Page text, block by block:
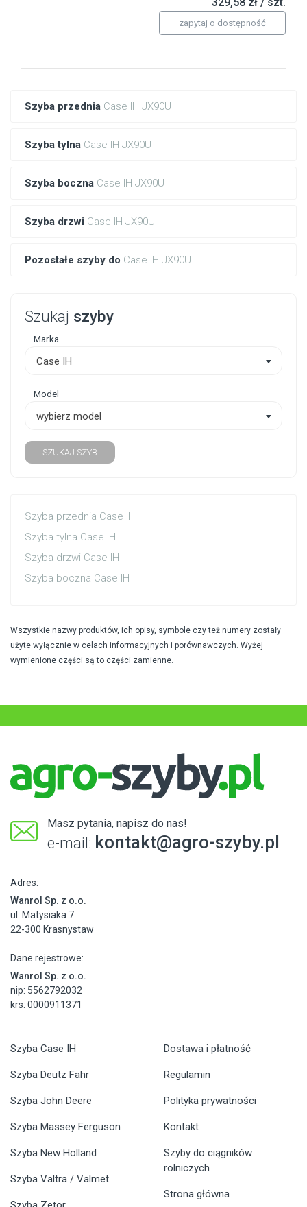
Szyba przednia Case IH JX90U
Szyba tylna Case IH JX90U
Szyba boczna Case IH JX90U
Szyba drzwi Case IH JX90U
Pozostałe szyby do Case IH JX90U
Szukaj szyby
Marka
Case IH
Model
wybierz model
SZUKAJ SZYB
Szyba przednia Case IH
Szyba tylna Case IH
Szyba drzwi Case IH
Szyba boczna Case IH
zapytaj o dostępność
Wszystkie nazwy produktów, ich opisy, symbole czy też numery zostały
użyte wyłącznie w celach informacyjnych i porównawczych. Wyżej
wymienione części są to części zamienne.
Masz pytania, napisz do nas!
e-mail: kontakt@agro-szyby.pl
Adres:
Wanrol Sp. z o.o.
ul. Matysiaka 7
22-300 Krasnystaw
Dane rejestrowe:
Wanrol Sp. z o.o.
nip: 5562792032
krs: 0000911371
Szyba Case IH
Szyba Deutz Fahr
Szyba John Deere
Szyba Massey Ferguson
Szyba New Holland
Szyba Valtra / Valmet
Dostawa i płatność
Regulamin
Polityka prywatności
Kontakt
Szyby do ciągników
rolniczych
Strona główna